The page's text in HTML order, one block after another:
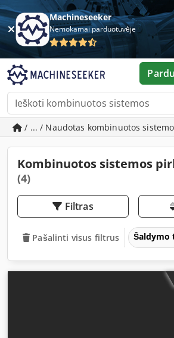
Machineseeker
Nemokamai parduotuvėje
/ ... / Naudotas kombinuotos
Kombinuotos sistemos
(4)
Filtras
Pašalinti visus filtrus Šaldymo